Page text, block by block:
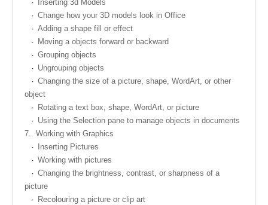
Inserting 3d Models
Change how your 3D models look in Office
Adding a shape fill or effect
Moving a objects forward or backward
Grouping objects
Ungrouping objects
Changing the size of a picture, shape, WordArt, or other
object
Rotating a text box, shape, WordArt, or picture
Using the Selection pane to manage objects in documents
7. Working with Graphics
Inserting Pictures
Working with pictures
Changing the brightness, contrast, or sharpness of a
picture
Recolouring a picture or clip art